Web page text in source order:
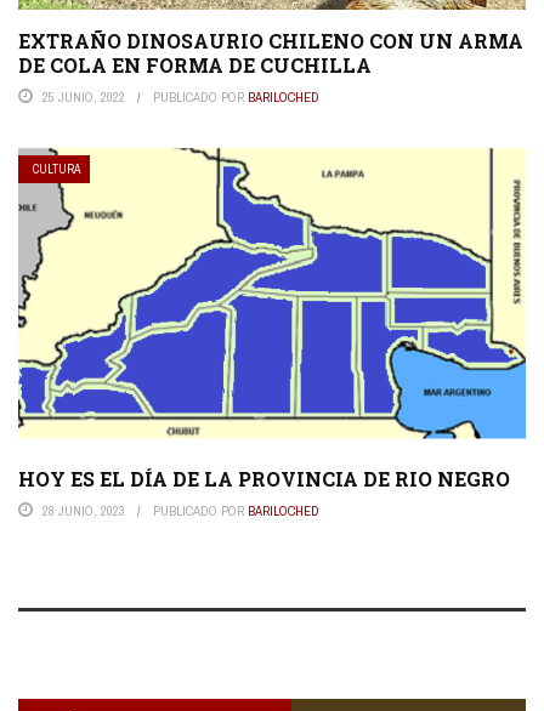
EXTRAÑO DINOSAURIO CHILENO CON UN ARMA
DE COLA EN FORMA DE CUCHILLA
25 JUNIO, 2022 PUBLICADO POR BARILOCHED
CULTURA
HOY ES EL DÍA DE LA PROVINCIA DE RIO NEGRO
28 JUNIO, 2023 PUBLICADO POR BARILOCHED